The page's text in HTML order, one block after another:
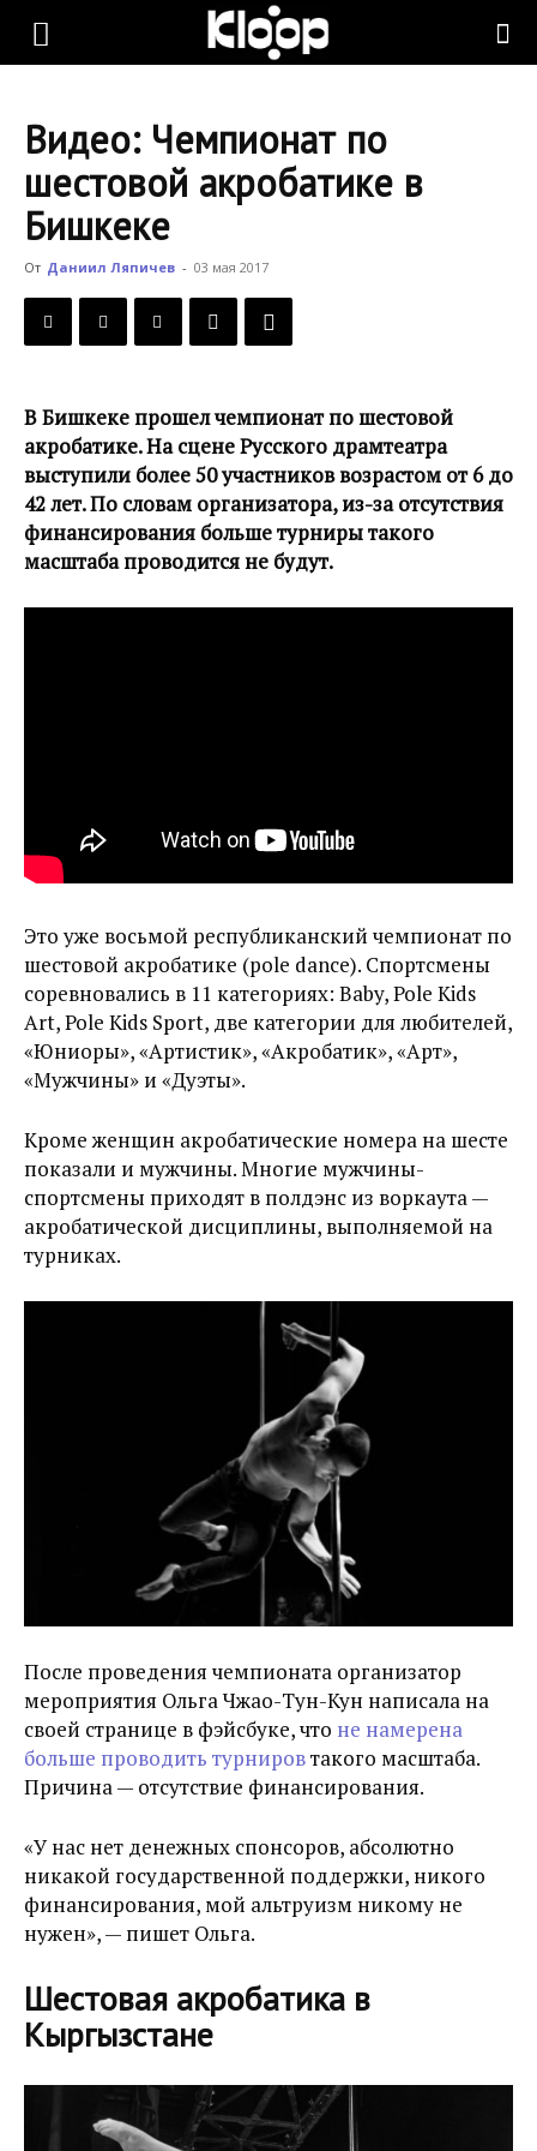
KLOOP.KG
Новости
Кыргызстана
Видео: Чемпионат по
шестовой акробатике в
Бишкеке
От Даниил Ляпичев - 03 мая 2017
В Бишкеке прошел чемпионат по шестовой
акробатике. На сцене Русского драмтеатра
выступили более 50 участников возрастом от 6 до
42 лет. По словам организатора, из-за отсутствия
финансирования больше турниры такого
масштаба проводится не будут.
Это уже восьмой республиканский чемпионат по
шестовой акробатике (pole dance). Спортсмены
соревновались в 11 категориях: Baby, Pole Kids
Art, Pole Kids Sport, две категории для любителей,
«Юниоры», «Артистик», «Акробатик», «Арт»,
«Мужчины» и «Дуэты».
Кроме женщин акробатические номера на шесте
показали и мужчины. Многие мужчины-
спортсмены приходят в полдэнс из воркаута —
акробатической дисциплины, выполняемой на
турниках.
После проведения чемпионата организатор
мероприятия Ольга Чжао-Тун-Кун написала на
своей странице в фэйсбуке, что не намерена
больше проводить турнировтакого масштаба.
Причина — отсутствие финансирования.
«У нас нет денежных спонсоров, абсолютно
никакой государственной поддержки, никого
финансирования, мой альтруизм никому не
нужен», — пишет Ольга.
Шестовая акробатика в
Кыргызстане